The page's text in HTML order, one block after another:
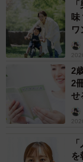
2
2
せ